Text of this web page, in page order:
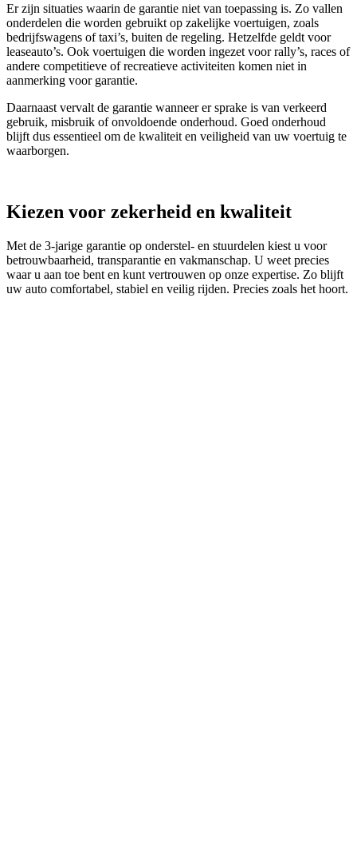
Er zijn situaties waarin de garantie niet van toepassing is. Zo vallen
onderdelen die worden gebruikt op zakelijke voertuigen, zoals
bedrijfswagens of taxi’s, buiten de regeling. Hetzelfde geldt voor
leaseauto’s. Ook voertuigen die worden ingezet voor rally’s, races of
andere competitieve of recreatieve activiteiten komen niet in
aanmerking voor garantie.
Daarnaast vervalt de garantie wanneer er sprake is van verkeerd
gebruik, misbruik of onvoldoende onderhoud. Goed onderhoud
blijft dus essentieel om de kwaliteit en veiligheid van uw voertuig te
waarborgen.
Kiezen voor zekerheid en kwaliteit
Met de 3‑jarige garantie op onderstel- en stuurdelen kiest u voor
betrouwbaarheid, transparantie en vakmanschap. U weet precies
waar u aan toe bent en kunt vertrouwen op onze expertise. Zo blijft
uw auto comfortabel, stabiel en veilig rijden. Precies zoals het hoort.